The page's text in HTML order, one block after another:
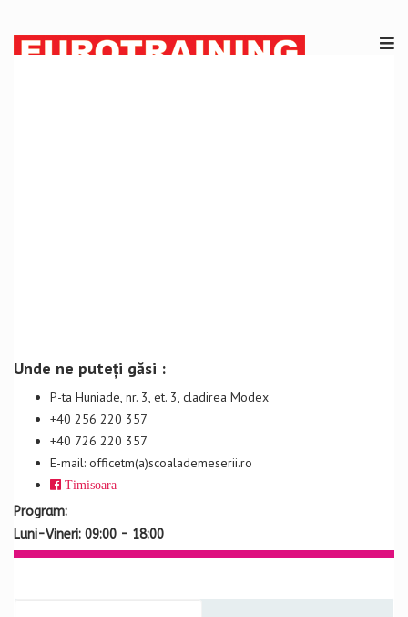
Unde ne puteți găsi :
P-ta Huniade, nr. 3, et. 3, cladirea Modex
+40 256 220 357
+40 726 220 357
E-mail: officetm(a)scoalademeserii.ro
Timisoara
Program:
Luni-Vineri: 09:00 - 18:00